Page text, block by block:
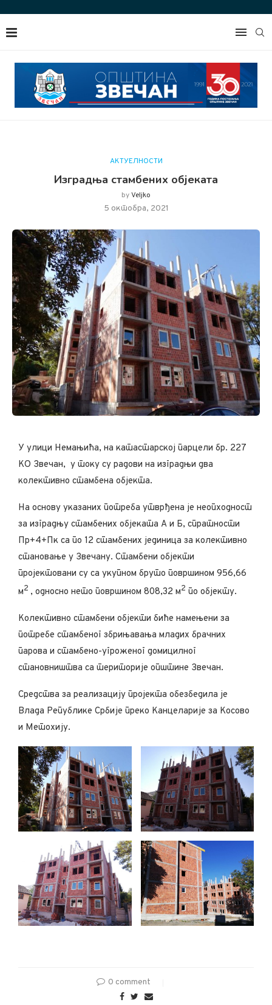
АКТУЕЛНОСТИ
Изградња стамбених објеката
byVeljko
5 октобра, 2021
У улици Немањића, на катастарској парцели бр. 227
КО Звечан, у току су радови на изградњи два
колективно стамбена објекта.
На основу указаних потреба утврђена је неопходност
за изградњу стамбених објеката А и Б, спратности
Пр+4+Пк са по 12 стамбених јединица за колективно
становање у Звечану. Стамбени објекти
пројектовани су са укупном бруто површином 956,66
м2 , односно нето површином 808,32 м2 по објекту.
Колективно стамбени објекти биће намењени за
потребе стамбеног збрињавања младих брачних
парова и стамбено-угроженог домицилног
становништва са територије општине Звечан.
Средства за реализацију пројекта обезбедила је
Влада Републике Србије преко Канцеларије за Косово
и Метохију.
0 comment